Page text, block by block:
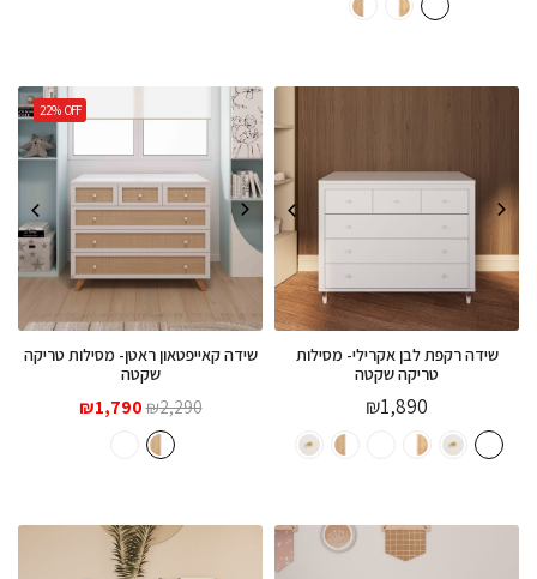
שידה רקפת לבן אקרילי- מסילות
טריקה שקטה
₪1,890
22% OFF
שידה קאייפטאון ראטן- מסילות טריקה
שקטה
₪2,290
המחיר₪1,790
המחיר